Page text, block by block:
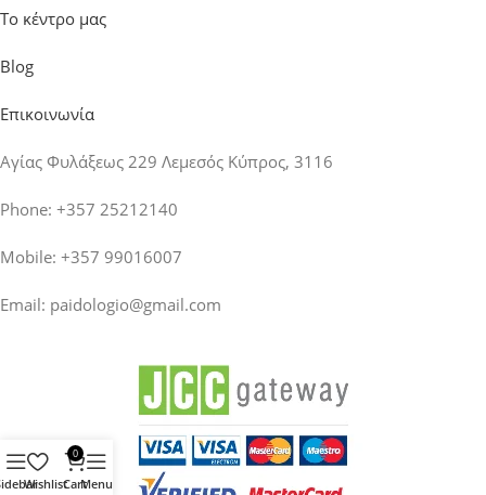
Το κέντρο μας
Blog
Επικοινωνία
Αγίας Φυλάξεως 229 Λεμεσός Κύπρος, 3116
Phone: +357 25212140
Mobile: +357 99016007
Email: paidologio@gmail.com
Wishlist
0
CartMenu